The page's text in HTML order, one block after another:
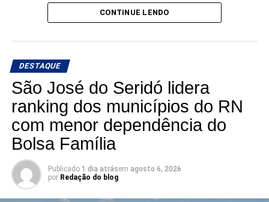
Os três possuem bases e estruturas eleitorais importantes
e chegam à reta da pré-campanha buscando garantir um
potencial para fazer sete cadeiras, a briga pela última
vaga promete ser uma das mais acirradas da eleição para
a ALRN em 2026
CONTINUE LENDO
DESTAQUE
São José do Seridó lidera
ranking dos municípios do RN
com menor dependência do
Bolsa Família
Publicado 1 dia atrásem agosto 6, 2026
por Redação do blog